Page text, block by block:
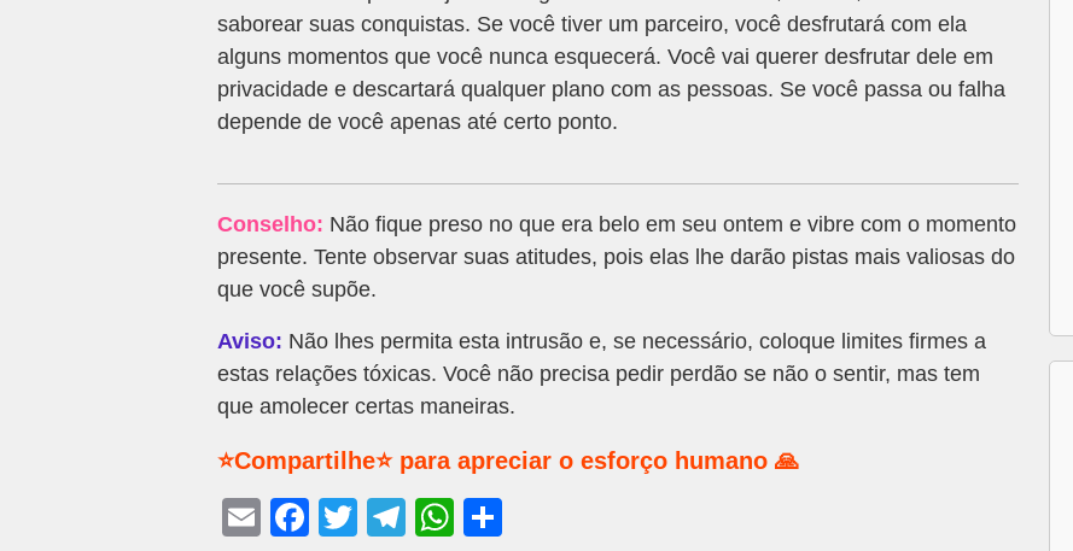
saborear suas conquistas. Se você tiver um parceiro, você desfrutará com ela
alguns momentos que você nunca esquecerá. Você vai querer desfrutar dele em
privacidade e descartará qualquer plano com as pessoas. Se você passa ou falha
depende de você apenas até certo ponto.
Conselho: Não fique preso no que era belo em seu ontem e vibre com o momento
presente. Tente observar suas atitudes, pois elas lhe darão pistas mais valiosas do
que você supõe.
Aviso: Não lhes permita esta intrusão e, se necessário, coloque limites firmes a
estas relações tóxicas. Você não precisa pedir perdão se não o sentir, mas tem
que amolecer certas maneiras.
⭐Compartilhe⭐ para apreciar o esforço humano 🙏
E
F
T
T
W